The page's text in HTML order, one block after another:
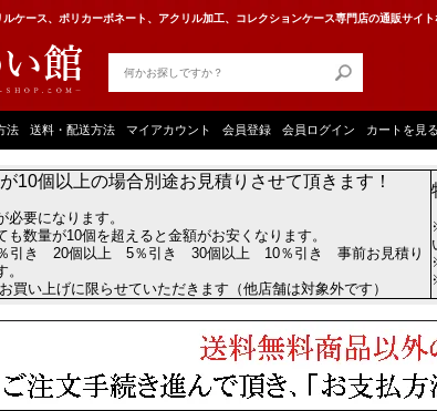
ルケース、ポリカーボネート、アクリル加工、コレクションケース専門店の通販サイ
法 送料・配送方法 マイアカウント 会員登録 会員ログイン カートを見る
10個以上の場合別途お見積りさせて頂きます！
要になります。
数量が10個を超えると金額がお安くなります。
引き 20個以上 5％引き 30個以上 10％引き 事前お見積り
買い上げに限らせていただきます（他店舗は対象外です）